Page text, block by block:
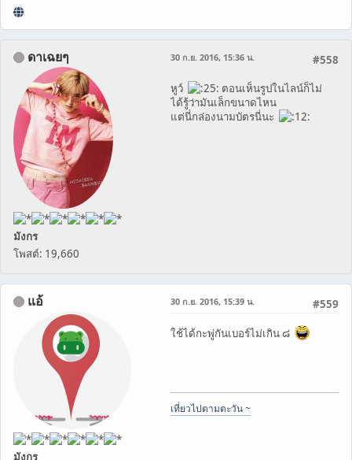
ดาเฉยๆ
มังกร
โพสต์: 19,660
#558
30 ก.ย. 2016, 15:36 น.
หูว์
ตอนเห็นรูปในไลน์ก็ไม่
ได้รู้ว่ามันเล็กขนาดไหน
แต่นี่กล่องนามบัตรนี่นะ
แอ้
มังกร
#559
30 ก.ย. 2016, 15:39 น.
ใช้ได้กะพู่กันเบอร์ไม่เกิน ๘
เที่ยวไปตามตะวัน ~